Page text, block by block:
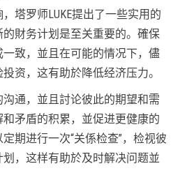
塔罗师LUKE提出了一些实用的
財务计划是至关重要的。確保
致，並且在可能的情况下，儘
资，这有助於降低经济压力。
通，並且討论彼此的期望和需
矛盾的积累，並促进更健康的
期进行一次“关係检查”，检视彼
，这样有助於及时解决问题並